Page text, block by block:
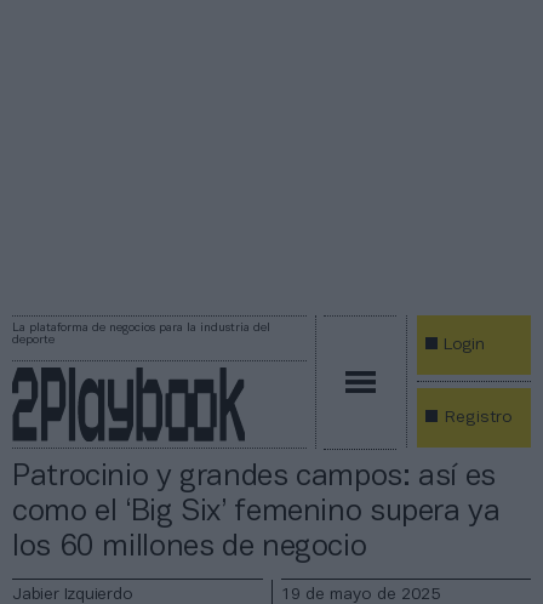
La plataforma de negocios para la industria del
deporte
Login
Registro
Patrocinio y grandes campos: así es
como el ‘Big Six’ femenino supera ya
los 60 millones de negocio
Jabier Izquierdo 19 de mayo de 2025